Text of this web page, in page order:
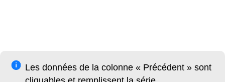
Les données de la colonne « Précédent » sont